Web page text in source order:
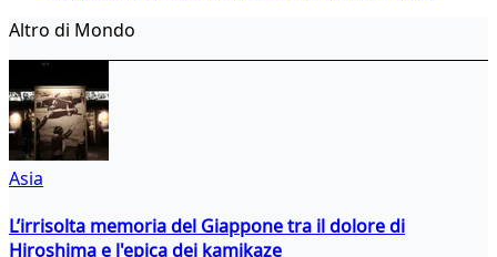
Altro di Mondo
Asia
L’irrisolta memoria del Giappone tra il dolore di
Hiroshima e l'epica dei kamikaze